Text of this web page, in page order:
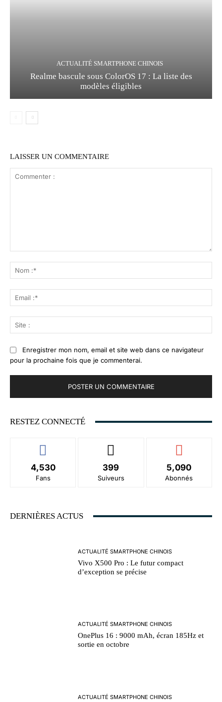
ACTUALITÉ SMARTPHONE CHINOIS
Realme bascule sous ColorOS 17 : La liste des
modèles éligibles
LAISSER UN COMMENTAIRE
:*
:*
:
Enregistrer mon nom, email et site web dans ce navigateur
pour la prochaine fois que je commenterai.
RESTEZ CONNECTÉ
4,530
Fans
399
Suiveurs
5,090
Abonnés
DERNIÈRES ACTUS
ACTUALITÉ SMARTPHONE CHINOIS
Vivo X500 Pro : Le futur compact
d’exception se précise
ACTUALITÉ SMARTPHONE CHINOIS
OnePlus 16 : 9000 mAh, écran 185Hz et
sortie en octobre
ACTUALITÉ SMARTPHONE CHINOIS